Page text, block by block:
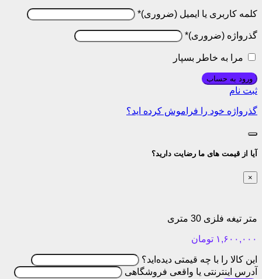
کلمه کاربری یا ایمیل *
گذرواژه *
مرا به خاطر بسپار
ورود به حساب
ثبت نام
گذرواژه خود را فراموش کرده اید؟
آیا از قیمت های ما رضایت دارید؟
×
متر تیغه فلزی 30 متری
۱,۶۰۰,۰۰۰ تومان
این کالا را با چه قیمتی دیده‌اید؟
آدرس اینترنتی یا واقعی فروشگاهی